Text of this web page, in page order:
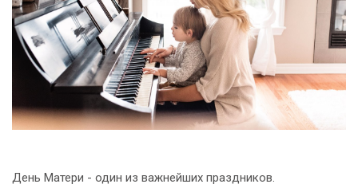
День Матери - один из важнейших праздников.